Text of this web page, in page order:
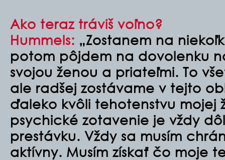
Ako teraz tráviš voľno?
Hummels: „Zostanem na
potom pôjdem na dovolenku
svojou ženou a priateľmi. To
ale radšej zostávame v tejto
ďaleko kvôli tehotenstvu mojej
psychické zotavenie je vždy
prestávku. Vždy sa musím
aktívny. Musím získať čo moje